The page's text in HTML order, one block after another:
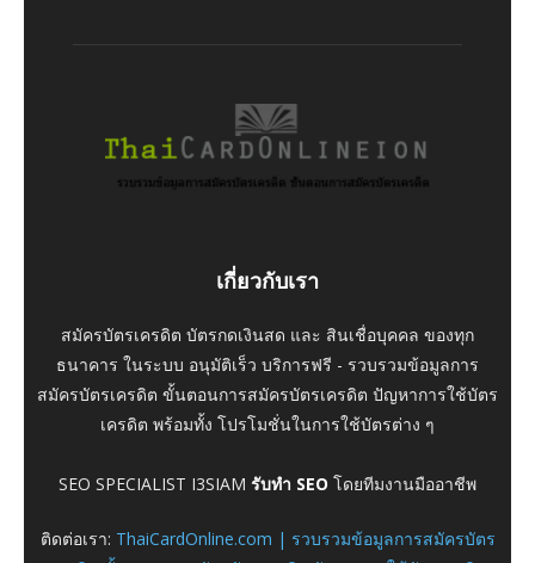
เกี่ยวกับเรา
สมัครบัตรเครดิต บัตรกดเงินสด และ สินเชื่อบุคคล ของทุก
ธนาคาร ในระบบ อนุมัติเร็ว บริการฟรี - รวบรวมข้อมูลการ
สมัครบัตรเครดิต ขั้นตอนการสมัครบัตรเครดิต ปัญหาการใช้บัตร
เครดิต พร้อมทั้ง โปรโมชั่นในการใช้บัตรต่าง ๆ
SEO SPECIALIST I3SIAM รับทำ SEO โดยทีมงานมืออาชีพ
ติดต่อเรา: ThaiCardOnline.com | รวบรวมข้อมูลการสมัครบัตร